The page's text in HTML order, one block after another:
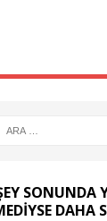
SONUNDA
DAHA